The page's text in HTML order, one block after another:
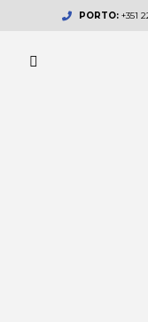
PORTO: +351